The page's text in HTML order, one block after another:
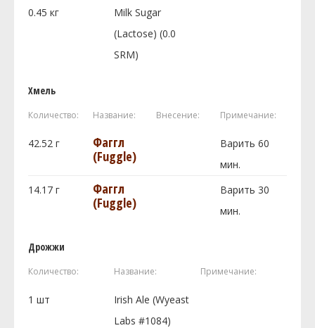
0.45 кг
Milk Sugar
(Lactose) (0.0
SRM)
Хмель
Количество: Название: Внесение: Примечание:
42.52 г
Фаггл
(Fuggle)
Варить 60
мин.
14.17 г
Фаггл
(Fuggle)
Варить 30
мин.
Дрожжи
Количество: Название: Примечание:
1 шт
Irish Ale (Wyeast
Labs #1084)